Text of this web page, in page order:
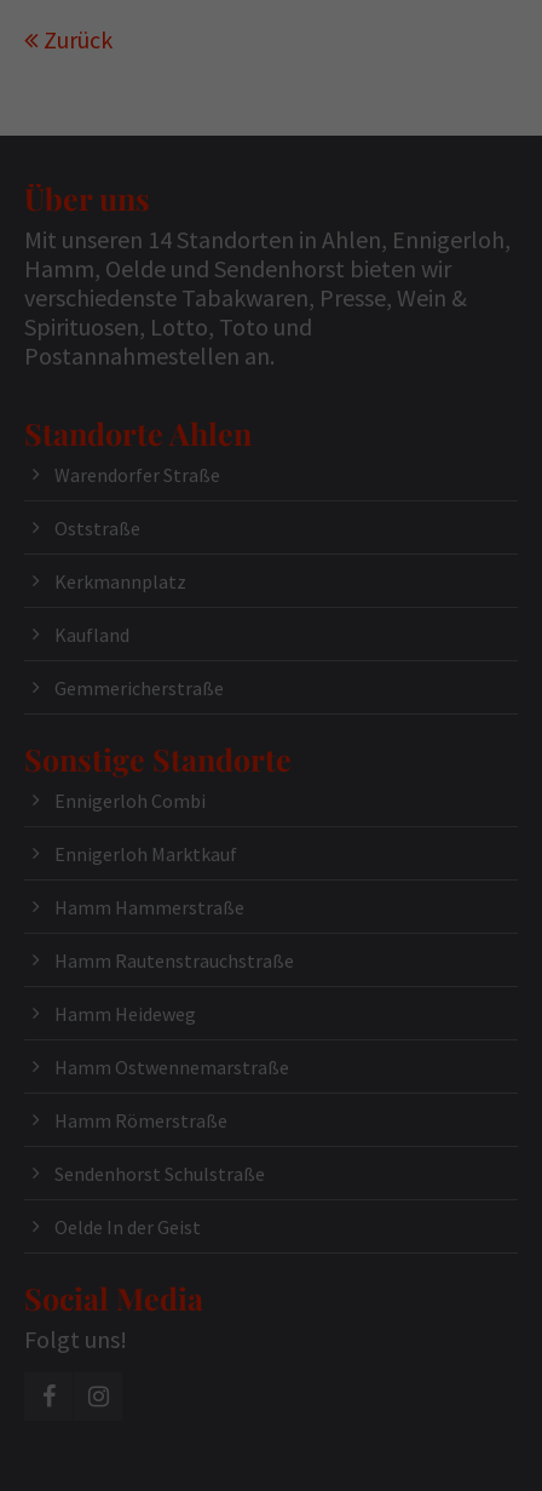
Zurück
Über uns
Mit unseren 14 Standorten in Ahlen, Ennigerloh,
Hamm, Oelde und Sendenhorst bieten wir
verschiedenste Tabakwaren, Presse, Wein &
Spirituosen, Lotto, Toto und
Postannahmestellen an.
Standorte Ahlen
Warendorfer Straße
Oststraße
Kerkmannplatz
Kaufland
Gemmericherstraße
Sonstige Standorte
Ennigerloh Combi
Ennigerloh Marktkauf
Hamm Hammerstraße
Hamm Rautenstrauchstraße
Hamm Heideweg
Hamm Ostwennemarstraße
Hamm Römerstraße
Sendenhorst Schulstraße
Oelde In der Geist
Social Media
Folgt uns!